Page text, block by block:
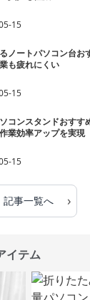
15
ノートパソコン台お
も疲れにくい
15
コンスタンドおすす
業効率アップを実現
15
記事一覧へ ›
イテム